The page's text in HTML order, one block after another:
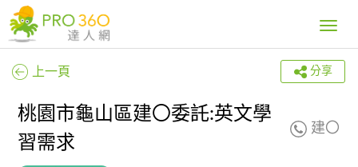
Toggle
上一頁 分享
桃園市龜山區建〇委託:英文學
習需求
建〇